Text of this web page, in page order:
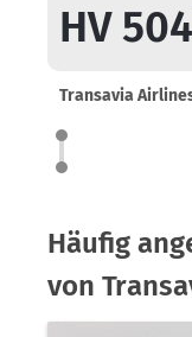
HV
Transavia
Häufig
von